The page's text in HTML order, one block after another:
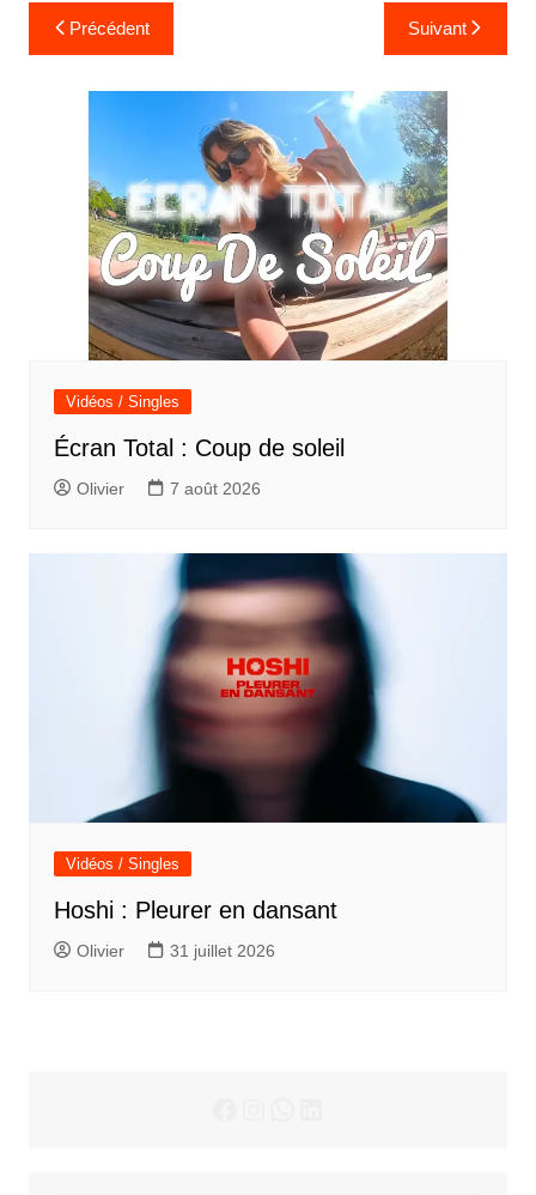
Navigation
de
l’article
Précédent Suivant
Vidéos / Singles
Écran Total : Coup de soleil
Olivier 7 août 2026
Vidéos / Singles
Hoshi : Pleurer en dansant
Olivier 31 juillet 2026